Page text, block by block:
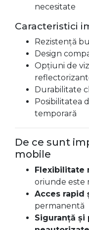
necesitate
Caracteristici
Rezistență
Design
Opțiuni de
Durabilitate
Posibilitatea
temporară
De ce sunt
mobile
Flexibilitate
oriunde este
Acces rapid
permanentă
Siguranță și